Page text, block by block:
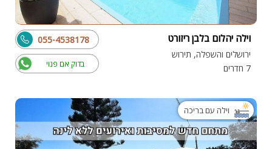
וילה יהלום בלבן ריזורט
ירושלים והשפלה, תירוש
7 חדרים
בדוק אם פנוי
055-4538178
וילה עם בריכה